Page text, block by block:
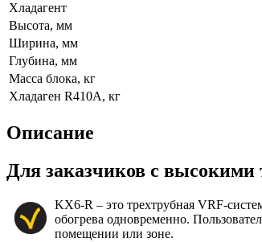
Хладагент
Высота, мм
Ширина, мм
Глубина, мм
Масса блока, кг
Хладаген R410А, кг
Описание
Для заказчиков с
KX6-R – это трехтрубная VRF-
обогрева одновременно.
помещении или зоне.